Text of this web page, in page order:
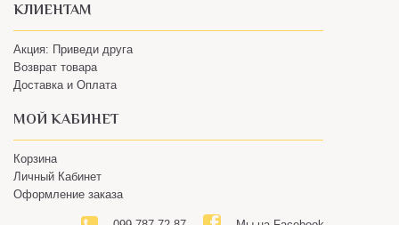
КЛИЕНТАМ
Акция: Приведи друга
Возврат товара
Доставка и Оплата
МОЙ КАБИНЕТ
Корзина
Личный Кабинет
Оформление заказа